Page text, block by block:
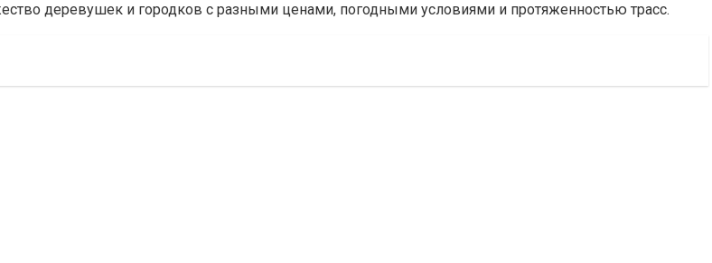
деревушек и городков с разными ценами, погодными условиями и протяженностью трасс.